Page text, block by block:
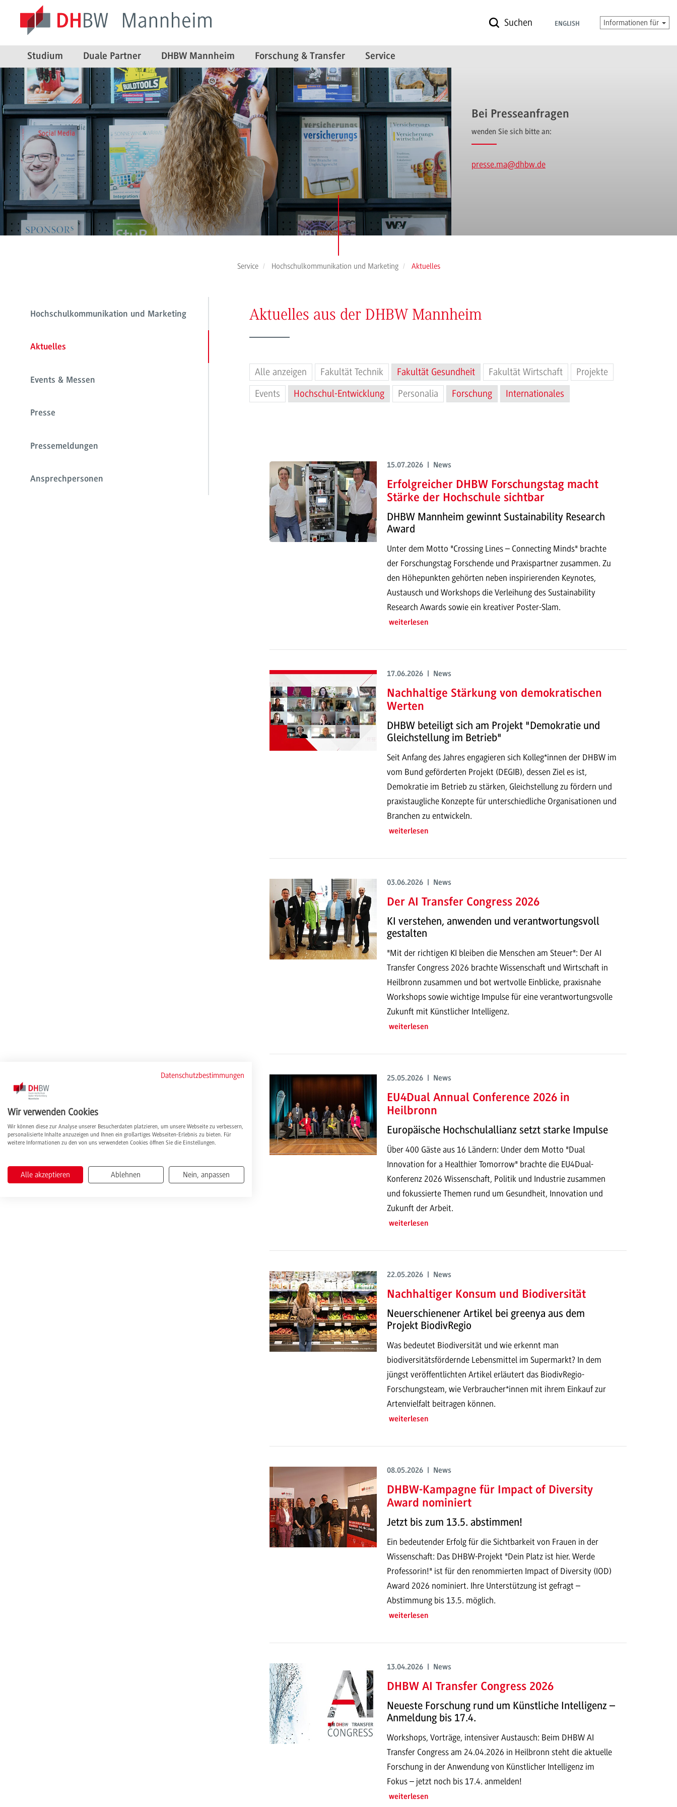
Suchen ENGLISH Informationen für
Studium Duale Partner DHBW Mannheim Forschung & Transfer Service
Bei Presseanfragen
wenden Sie sich bitte an:
presse.ma@dhbw.de
Service Hochschulkommunikation und Marketing Aktuelles
Hochschulkommunikation und Marketing
Aktuelles
Events & Messen
Presse
Pressemeldungen
Ansprechpersonen
Aktuelles aus der DHBW Mannheim
Alle anzeigen Fakultät Technik Fakultät Gesundheit Fakultät Wirtschaft
Projekte
Events
Hochschul-Entwicklung Personalia Forschung Internationales
15.07.2026 | News
Erfolgreicher DHBW Forschungstag macht
Stärke der Hochschule sichtbar
DHBW Mannheim gewinnt Sustainability Research
Award
Unter dem Motto "Crossing Lines – Connecting Minds" brachte
der Forschungstag Forschende und Praxispartner zusammen. Zu
den Höhepunkten gehörten neben inspirierenden Keynotes,
Austausch und Workshops die Verleihung des Sustainability
Research Awards sowie ein kreativer Poster-Slam.
weiterlesen
17.06.2026 | News
Nachhaltige Stärkung von demokratischen
Werten
DHBW beteiligt sich am Projekt "Demokratie und
Gleichstellung im Betrieb"
Seit Anfang des Jahres engagieren sich Kolleg*innen der DHBW im
vom Bund geförderten Projekt (DEGIB), dessen Ziel es ist,
Demokratie im Betrieb zu stärken, Gleichstellung zu fördern und
praxistaugliche Konzepte für unterschiedliche Organisationen und
Branchen zu entwickeln.
weiterlesen
03.06.2026 | News
Der AI Transfer Congress 2026
KI verstehen, anwenden und verantwortungsvoll
gestalten
"Mit der richtigen KI bleiben die Menschen am Steuer": Der AI
Transfer Congress 2026 brachte Wissenschaft und Wirtschaft in
Heilbronn zusammen und bot wertvolle Einblicke, praxisnahe
Workshops sowie wichtige Impulse für eine verantwortungsvolle
Zukunft mit Künstlicher Intelligenz.
weiterlesen
25.05.2026 | News
EU4Dual Annual Conference 2026 in
Heilbronn
Europäische Hochschulallianz setzt starke Impulse
Über 400 Gäste aus 16 Ländern: Under dem Motto "Dual
Innovation for a Healthier Tomorrow" brachte die EU4Dual-
Konferenz 2026 Wissenschaft, Politik und Industrie zusammen
und fokussierte Themen rund um Gesundheit, Innovation und
Zukunft der Arbeit.
weiterlesen
22.05.2026 | News
Nachhaltiger Konsum und Biodiversität
Neuerschienener Artikel bei greenya aus dem
Projekt BiodivRegio
Was bedeutet Biodiversität und wie erkennt man
biodiversitätsfördernde Lebensmittel im Supermarkt? In dem
jüngst veröffentlichten Artikel erläutert das BiodivRegio-
Forschungsteam, wie Verbraucher*innen mit ihrem Einkauf zur
Artenvielfalt beitragen können.
weiterlesen
08.05.2026 | News
DHBW-Kampagne für Impact of Diversity
Award nominiert
Jetzt bis zum 13.5. abstimmen!
Ein bedeutender Erfolg für die Sichtbarkeit von Frauen in der
Wissenschaft: Das DHBW-Projekt "Dein Platz ist hier. Werde
Professorin!" ist für den renommierten Impact of Diversity (IOD)
Award 2026 nominiert. Ihre Unterstützung ist gefragt –
Abstimmung bis 13.5. möglich.
weiterlesen
13.04.2026 | News
DHBW AI Transfer Congress 2026
Neueste Forschung rund um Künstliche Intelligenz –
Anmeldung bis 17.4.
Workshops, Vorträge, intensiver Austausch: Beim DHBW AI
Transfer Congress am 24.04.2026 in Heilbronn steht die aktuelle
Forschung in der Anwendung von Künstlicher Intelligenz im
Fokus – jetzt noch bis 17.4. anmelden!
weiterlesen
Datenschutzbestimmungen
Wir verwenden Cookies
Wir können diese zur Analyse unserer Besucherdaten platzieren, um unsere Webseite zu verbessern,
personalisierte Inhalte anzuzeigen und Ihnen ein großartiges Webseiten-Erlebnis zu bieten. Für
weitere Informationen zu den von uns verwendeten Cookies öffnen Sie die Einstellungen.
Alle akzeptieren Ablehnen Nein, anpassen